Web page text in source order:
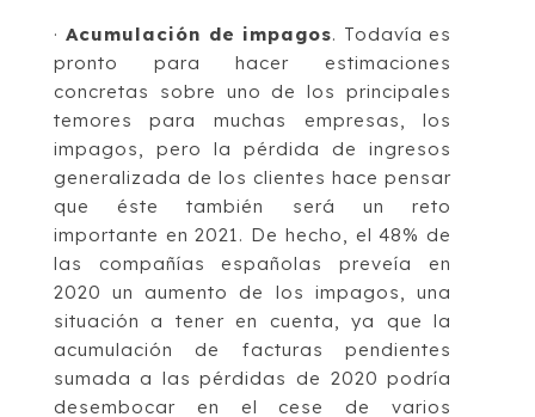
· Acumulación de impagos. Todavía es
pronto para hacer estimaciones
concretas sobre uno de los principales
temores para muchas empresas, los
impagos, pero la pérdida de ingresos
generalizada de los clientes hace pensar
que éste también será un reto
importante en 2021. De hecho, el 48% de
las compañías españolas preveía en
2020 un aumento de los impagos, una
situación a tener en cuenta, ya que la
acumulación de facturas pendientes
sumada a las pérdidas de 2020 podría
desembocar en el cese de varios